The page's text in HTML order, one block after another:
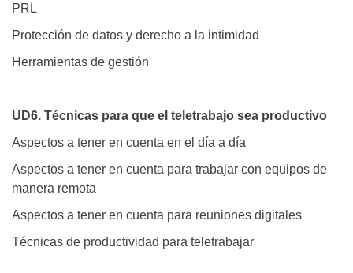
PRL
Protección de datos y derecho a la intimidad
Herramientas de gestión
UD6. Técnicas para que el teletrabajo sea productivo
Aspectos a tener en cuenta en el día a día
Aspectos a tener en cuenta para trabajar con equipos de
manera remota
Aspectos a tener en cuenta para reuniones digitales
Técnicas de productividad para teletrabajar